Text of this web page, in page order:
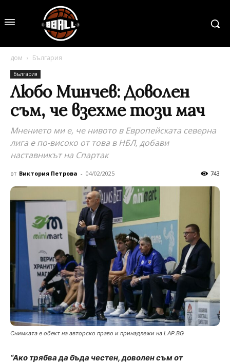
дом България
България
Любо Минчев: Доволен
съм, че взехме този мач
Мнението ми е, че нивото в Европейската северна
лига е по-високо от това в НБЛ, добави
наставникът на Спартак
от Виктория Петрова - 04/02/2025 743
Снимката е обект на авторско право и принадлежи на LAP.BG
“Ако трябва да бъда честен, доволен съм от